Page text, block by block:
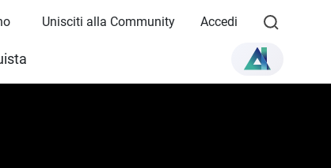
Unisciti alla Community Accedi